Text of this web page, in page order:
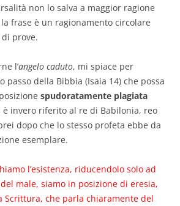
non lo salva a maggior ragione
frase è un ragionamento circolare
di prove.
l’angelo caduto, mi spiace per
passo della Bibbia (Isaia 14) che possa
spudoratamente plagiata
è invero riferito al re di Babilonia, reo
dopo che lo stesso profeta ebbe da
esemplare.
l’esistenza, riducendolo solo ad
male, siamo in posizione di eresia,
Scrittura, che parla chiaramente del